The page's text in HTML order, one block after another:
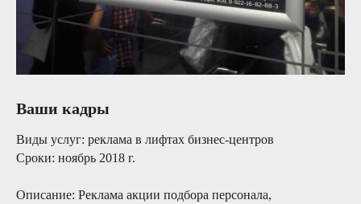
Ваши кадры
Виды услуг: реклама в лифтах бизнес-центров
Сроки: ноябрь 2018 г.
Описание: Реклама акции подбора персонала,